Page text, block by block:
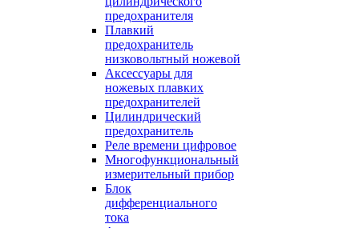
предохранителя
Плавкий
предохранитель
низковольтный ножевой
Аксессуары для
ножевых плавких
предохранителей
Цилиндрический
предохранитель
Реле времени цифровое
Многофункциональный
измерительный прибор
Блок
дифференциального
тока